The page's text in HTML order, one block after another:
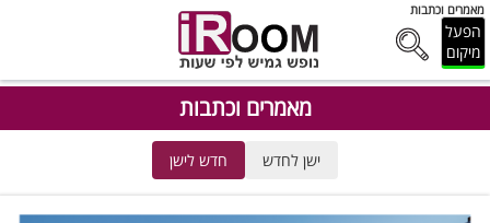
מאמרים וכתבות
הפעל
מיקום
מאמרים וכתבות
חדש לישן ישן לחדש